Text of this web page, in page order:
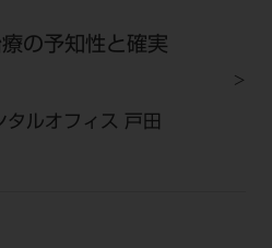
の予知性と確実
タルオフィス 戸田